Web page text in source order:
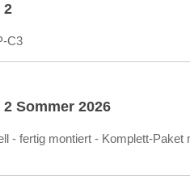
2
C3
Sommer 2026
- fertig montiert - Komplett-Paket